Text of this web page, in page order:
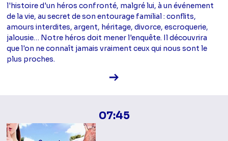
l'histoire d'un héros confronté, malgré lui, à un événement
de la vie, au secret de son entourage familial : conflits,
amours interdites, argent, héritage, divorce, escroquerie,
jalousie… Notre héros doit mener l'enquête. Il découvrira
que l'on ne connaît jamais vraiment ceux qui nous sont le
plus proches.
Voir la fiche diffusion
07:45